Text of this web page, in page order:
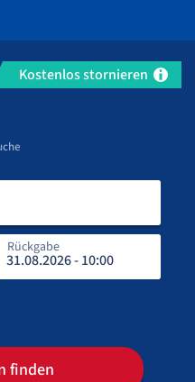
Kostenlos stornieren
Rückgabe
finden